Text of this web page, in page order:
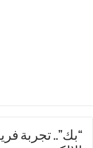
“بك”.. تجربة